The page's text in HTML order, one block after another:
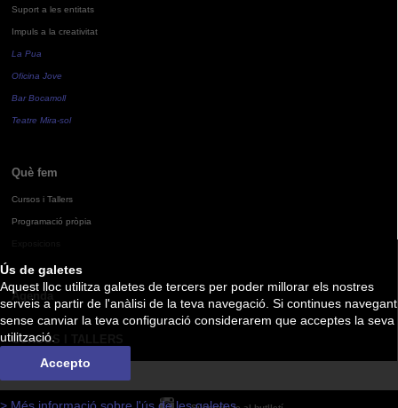
Ús de galetes
Aquest lloc utilitza galetes de tercers per poder millorar els nostres
serveis a partir de l'anàlisi de la teva navegació. Si continues navegant
sense canviar la teva configuració considerarem que acceptes la seva
utilització.
Accepto
Suport a les entitats
Impuls a la creativitat
La Pua
Oficina Jove
Bar Bocamoll
Teatre Mira-sol
Què fem
Cursos i Tallers
Programació pròpia
Agenda
CURSOS I TALLERS